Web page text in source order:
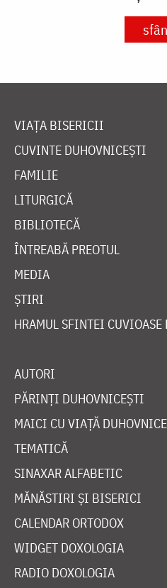
VIAȚA BISERICII
CUVINTE DUHOVNICEȘTI
FAMILIE
LITURGICĂ
BIBLIOTECĂ
ÎNTREABĂ PREOTUL
MEDIA
ȘTIRI
HRAMUL SFINTEI CUVIOASE
AUTORI
PĂRINȚI DUHOVNICEȘTI
MAICI CU VIAȚĂ
TEMATICĂ
SINAXAR ALFABETIC
MĂNĂSTIRI ȘI BISERICI
CALENDAR ORTODOX
WIDGET DOXOLOGIA
RADIO DOXOLOGIA